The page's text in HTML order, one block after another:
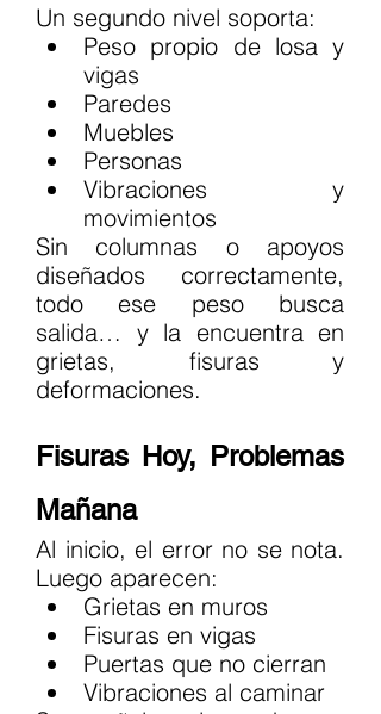
Un segundo nivel soporta:
Peso propio de losa y
vigas
Paredes
Muebles
Personas
Vibraciones y
movimientos
Sin columnas o apoyos
diseñados correctamente,
todo ese peso busca
salida… y la encuentra en
grietas, fisuras y
deformaciones.
Fisuras Hoy, Problemas
Mañana
Al inicio, el error no se nota.
Luego aparecen:
Grietas en muros
Fisuras en vigas
Puertas que no cierran
Vibraciones al caminar